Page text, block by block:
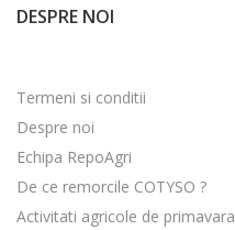
DESPRE NOI
Termeni si conditii
Despre noi
Echipa RepoAgri
De ce remorcile COTYSO ?
Activitati agricole de primavara